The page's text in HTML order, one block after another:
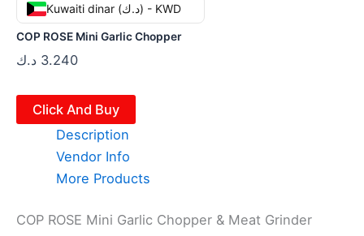
Kuwaiti dinar (د.ك) - KWD
COP ROSE Mini Garlic Chopper
3.240 د.ك
Click And Buy
Description
Vendor Info
More Products
COP ROSE Mini Garlic Chopper & Meat Grinder